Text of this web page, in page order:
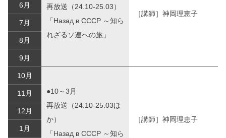
再放送（24.10-25.03）
「Назад в СССР ～知ら
れざるソ連への旅」
［講師］神岡理恵子
6月
7月
8月
9月
10月
●10～3月
再放送（24.10-25.03ほ
か）
「Назад в СССР ～知ら
［講師］神岡理恵子
11月
12月
1月